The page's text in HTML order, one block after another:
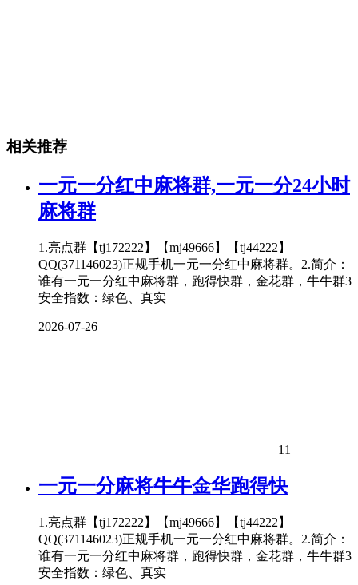
相关推荐
一元一分红中麻将群,一元一分24小时
麻将群
1.亮点群【tj172222】【mj49666】【tj44222】
QQ(371146023)正规手机一元一分红中麻将群。2.简介：
谁有一元一分红中麻将群，跑得快群，金花群，牛牛群3
安全指数：绿色、真实
2026-07-26
11
一元一分麻将牛牛金华跑得快
1.亮点群【tj172222】【mj49666】【tj44222】
QQ(371146023)正规手机一元一分红中麻将群。2.简介：
谁有一元一分红中麻将群，跑得快群，金花群，牛牛群3
安全指数：绿色、真实